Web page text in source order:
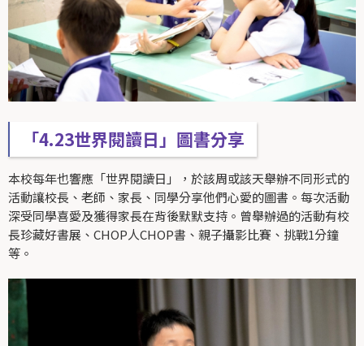
「4.23世界閱讀日」圖書分享
本校每年也響應「世界閱讀日」，於該周或該天舉辦不同形式的
活動讓校長、老師、家長、同學分享他們心愛的圖書。每次活動
深受同學喜愛及獲得家長在背後默默支持。曾舉辦過的活動有校
長珍藏好書展、CHOP人CHOP書、親子攝影比賽、挑戰1分鐘
等。